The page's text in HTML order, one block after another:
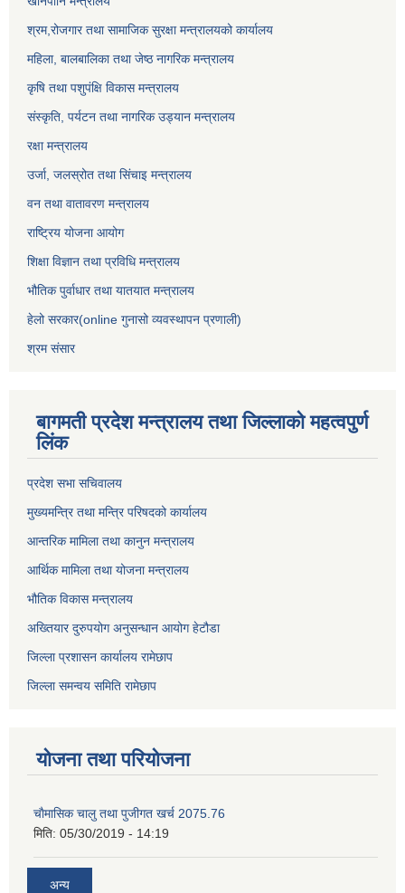
श्रम,रोजगार तथा सामाजिक सुरक्षा मन्त्रालयको कार्यालय
महिला, बालबालिका तथा जेष्ठ नागरिक मन्त्रालय
कृषि तथा पशुपंक्षि विकास मन्त्रालय
संस्कृति, पर्यटन तथा नागरिक उड्‍यान मन्त्रालय
रक्षा मन्त्रालय
उर्जा, जलस्रोत तथा सिंचाइ मन्त्रालय
वन तथा वातावरण मन्त्रालय
राष्ट्रिय योजना आयोग
शिक्षा विज्ञान तथा प्रविधि मन्त्रालय
भौतिक पुर्वाधार तथा यातयात मन्त्रालय
हेलो सरकार(online गुनासो व्यवस्थापन प्रणाली)
श्रम संसार
बागमती प्रदेश मन्त्रालय तथा जिल्लाको महत्वपुर्ण
लिंक
प्रदेश सभा सचिवालय
मुख्यमन्त्रि तथा मन्त्रि परिषदको कार्यालय
आन्तरिक मामिला तथा कानुन मन्त्रालय
आर्थिक मामिला तथा योजना मन्त्रालय
भौतिक विकास मन्त्रालय
अख्तियार दुरुपयोग अनुसन्धान आयोग हेटौडा
जिल्ला प्रशासन कार्यालय रामेछाप
जिल्ला समन्वय समिति रामेछाप
योजना तथा परियोजना
चाैमासिक चालु तथा पुजीगत खर्च 2075.76
मिति: 05/30/2019 - 14:19
अन्य